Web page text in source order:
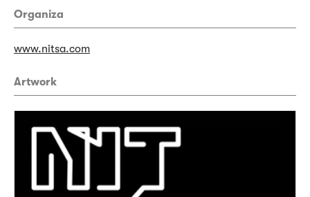
Organiza
www.nitsa.com
Artwork